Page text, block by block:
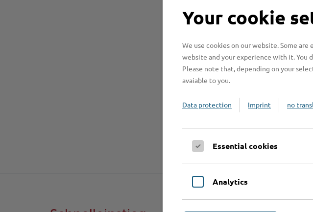
Your cookie
We use cookies on our website. Some
website and your experience with it. You
Please note that, depending on your
avaiable to you.
Data protection Imprint no
Essential cookies
Analytics